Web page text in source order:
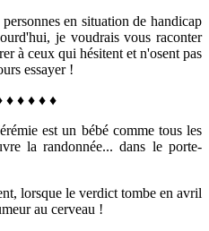
en situation de handicap
je voudrais vous raconter
à ceux qui hésitent et n'osent pas
essayer !
♦ ♦ ♦ ♦ ♦
est un bébé comme tous les
la randonnée... dans le porte-
lorsque le verdict tombe en avril
au cerveau !